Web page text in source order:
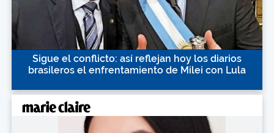
Sigue el conflicto: así reflejan hoy los diarios
brasileros el enfrentamiento de Milei con Lula